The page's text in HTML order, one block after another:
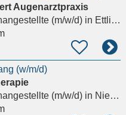
Augenarztpraxis
(m/w/d)in Ettlingen
(w/m/d)
(m/w/d)in Niefern-Öschelbronn